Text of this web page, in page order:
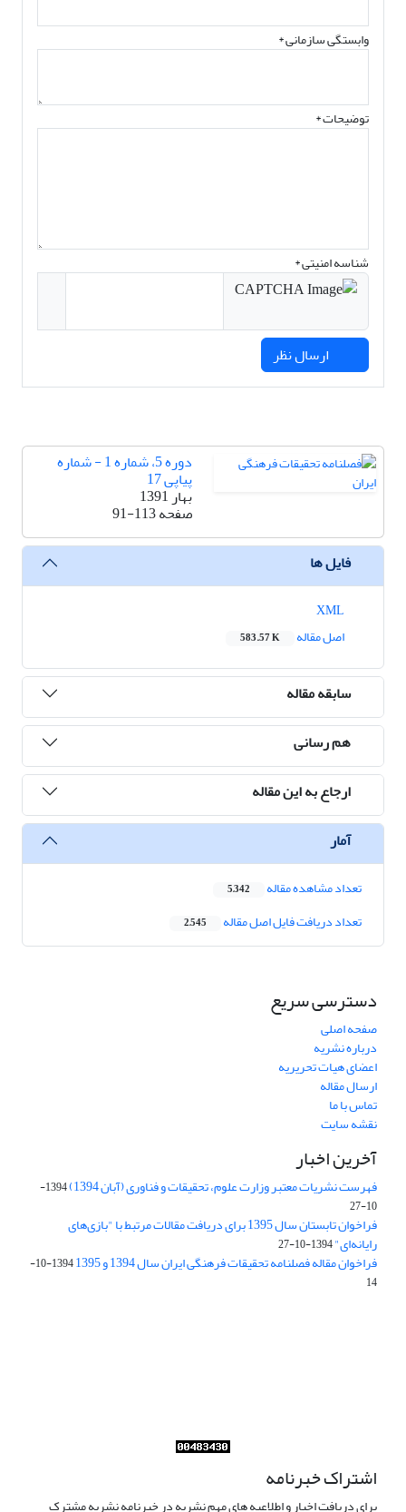
وابستگی سازمانی *
توضیحات *
شناسه امنیتی *
دوره 5، شماره 1 - شماره
پیاپی 17
بهار 1391
صفحه91-113
فایل ها
اصل مقاله
583.57 K
سابقه مقاله
هم رسانی
ارجاع به این مقاله
آمار
تعداد مشاهده مقاله 5,342
تعداد دریافت فایل اصل مقاله 2,545
دسترسی سریع
صفحه اصلی
درباره نشریه
اعضای هیات تحریریه
ارسال مقاله
تماس با ما
نقشه سایت
آخرین اخبار
فهرست نشریات معتبر وزارت علوم، تحقیقات و فناوری (آبان 1394)
1394-
10-27
فراخوان تابستان سال 1395 برای دریافت مقالات مرتبط با "بازی‌های
رایانه‌ای"1394-10-27
فراخوان مقاله فصلنامه تحقیقات فرهنگی ایران سال 1394 و 1395
1394-10-
14
اشتراک خبرنامه
برای دریافت اخبار و اطلاعیه های مهم نشریه در خبرنامه نشریه مشترک